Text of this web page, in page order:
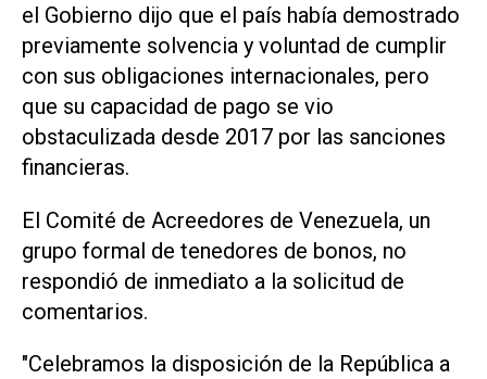
el Gobierno dijo que el país había demostrado
previamente solvencia y voluntad ​de cumplir
con ‌sus obligaciones internacionales, pero
que su capacidad de pago se vio
obstaculizada desde 2017 por las sanciones
financieras.
El Comité de Acreedores de Venezuela, un
grupo formal de tenedores de bonos, no
respondió de inmediato a la solicitud de
comentarios.
"Celebramos la ⁠disposición de la República a